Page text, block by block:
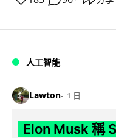
人工智能
Lawton 1 日
Elon Musk 稱